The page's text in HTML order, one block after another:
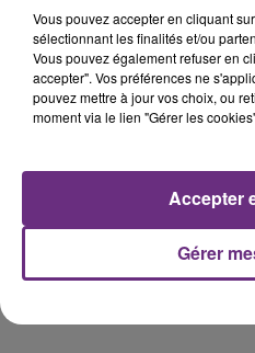
7h50
7h50
JUNGELI & EMMA
Vous pouvez accepter en cliquant
sélectionnant les finalités et/ou
Vous pouvez également refuser en
accepter". Vos préférences ne
pouvez mettre à jour vos choix, ou
moment via le lien "Gérer les
Gérer
Accepter